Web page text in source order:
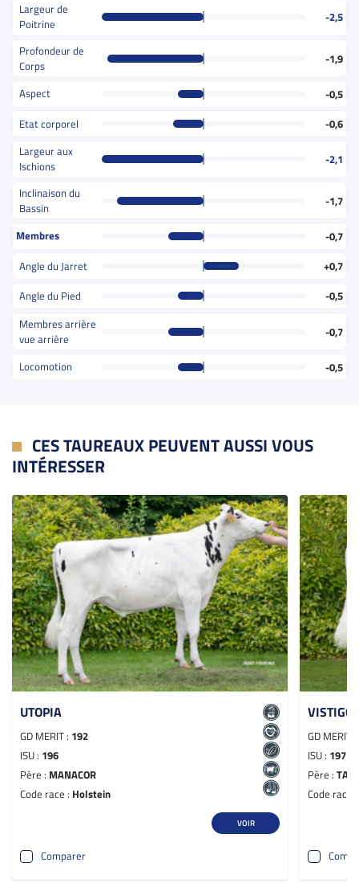
Largeur de
Poitrine
-2,5
Profondeur de
Corps
-1,9
Aspect
-0,5
Etat corporel
-0,6
Largeur aux
Ischions
-2,1
Inclinaison du
Bassin
-1,7
Membres
-0,7
Angle du Jarret
+0,7
Angle du Pied
-0,5
Membres arrière
vue arrière
-0,7
Locomotion -0,5
CES TAUREAUX PEUVENT AUSSI VOUS
INTÉRESSER
UTOPIA
GD MERIT : 192
ISU : 196
Père : MANACOR
Code race : Holstein
VOIR
Comparer
VISTIGO
GD MERIT :
ISU : 197
Père :
Code race